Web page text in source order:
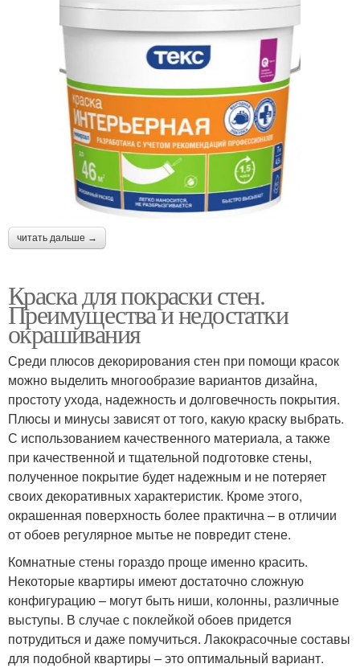
читать дальше →
Краска для покраски стен.
Преимущества и недостатки
окрашивания
Среди плюсов декорирования стен при помощи красок
можно выделить многообразие вариантов дизайна,
простоту ухода, надежность и долговечность покрытия.
Плюсы и минусы зависят от того, какую краску выбрать.
С использованием качественного материала, а также
при качественной и тщательной подготовке стены,
полученное покрытие будет надежным и не потеряет
своих декоративных характеристик. Кроме этого,
окрашенная поверхность более практична – в отличии
от обоев регулярное мытье не повредит стене.
Комнатные стены гораздо проще именно красить.
Некоторые квартиры имеют достаточно сложную
конфигурацию – могут быть ниши, колонны, различные
выступы. В случае с поклейкой обоев придется
потрудиться и даже помучиться. Лакокрасочные составы
для подобной квартиры – это оптимальный вариант.